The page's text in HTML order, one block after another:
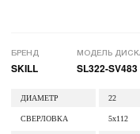
БРЕНД
SKILL
МОДЕЛЬ
SL322-SV483
ДИАМЕТР 22
СВЕРЛОВКА 5x112